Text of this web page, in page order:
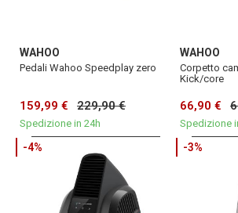
WAHOO
Pedali Wahoo Speedplay zero
159,99 € 229,90 €
Spedizione in 24h
WAHOO
Corpetto
Kick/core
66,90 €
Spedizione
-4% -3%